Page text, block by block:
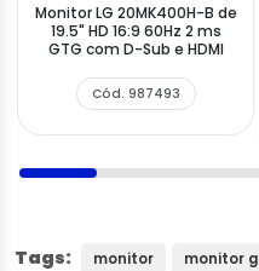
Monitor LG 20MK400H-B de
19.5" HD 16:9 60Hz 2 ms
GTG com D-Sub e HDMI
Cód. 987493
Tags: monitor monitor